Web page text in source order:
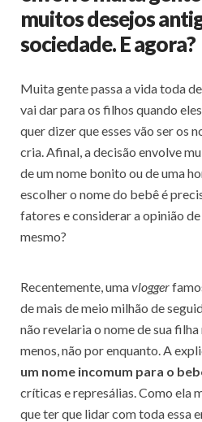
muitos desejos
sociedade. E agora?
Muita gente passa a vida toda
vai dar para os filhos quando
quer dizer que esses vão ser os
cria. Afinal, a decisão envolve
de um nome bonito ou de uma
escolher o nome do bebê é
fatores e considerar a opinião
mesmo?
Recentemente, umavlogger
de mais de meio milhão de
não revelaria o nome de sua
menos, não por enquanto. A
um nome incomum para o
críticas e represálias. Como ela
que ter que lidar com toda essa